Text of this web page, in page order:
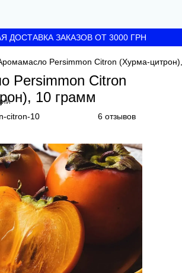
ДОСТАВКА ЗАКАЗОВ ОТ 3000 ГРН
Persimmon Citron (Хурма-
Persimmon Citron
10 грамм
citron-10 6 отзывов